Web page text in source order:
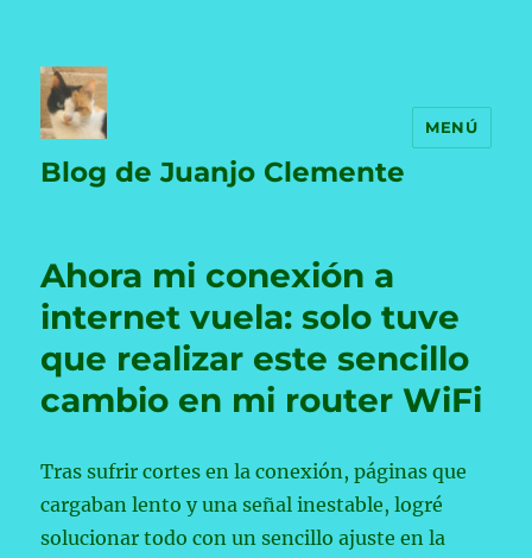
Blog de Juanjo Clemente
MENÚ
Ahora mi conexión a
internet vuela: solo tuve
que realizar este sencillo
cambio en mi router WiFi
Tras sufrir cortes en la conexión, páginas que
cargaban lento y una señal inestable, logré
solucionar todo con un sencillo ajuste en la